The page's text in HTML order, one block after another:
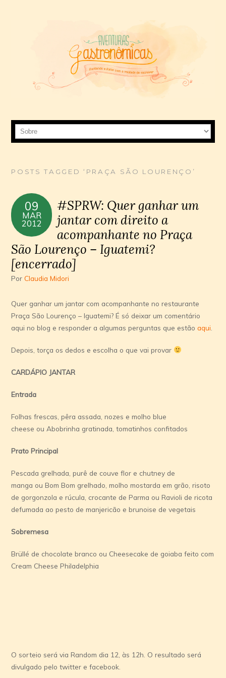
POSTS TAGGED ‘PRAÇA SÃO LOURENÇO’
09
MAR
2012
#SPRW: Quer ganhar um
jantar com direito a
acompanhante no Praça
São Lourenço – Iguatemi?
[encerrado]
PorClaudia Midori
Quer ganhar um jantar com acompanhante no restaurante
Praça São Lourenço – Iguatemi? É só deixar um comentário
aqui no blog e responder a algumas perguntas que estãoaqui
Depois, torça os dedos e escolha o que vai provar
CARDÁPIO JANTAR
Entrada
Folhas frescas, pêra assada, nozes e molho blue
cheese ou Abobrinha gratinada, tomatinhos confitados
Prato Principal
Pescada grelhada, purê de couve flor e chutney de
manga ou Bom Bom grelhado, molho mostarda em grão, risoto
de gorgonzola e rúcula, crocante de Parma ou Ravioli de ricota
defumada ao pesto de manjericão e brunoise de vegetais
Sobremesa
Brüllé de chocolate branco ou Cheesecake de goiaba feito com
Cream Cheese Philadelphia
O sorteio será via Random dia 12, às 12h. O resultado será
divulgado pelo twitter e facebook.